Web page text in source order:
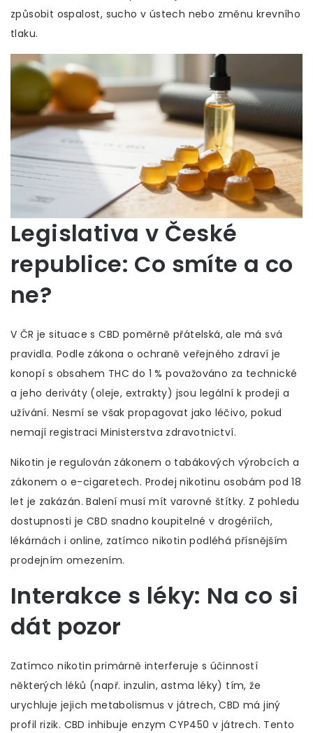
způsobit ospalost, sucho v ústech nebo změnu krevního
tlaku.
Legislativa v České
republice: Co smíte a co
ne?
V ČR je situace s CBD poměrně přátelská, ale má svá
pravidla. Podle zákona o ochraně veřejného zdraví je
konopí s obsahem THC do 1 % považováno za technické
a jeho deriváty (oleje, extrakty) jsou legální k prodeji a
užívání. Nesmí se však propagovat jako léčivo, pokud
nemají registraci Ministerstva zdravotnictví.
Nikotin je regulován zákonem o tabákových výrobcích a
zákonem o e-cigaretech. Prodej nikotinu osobám pod 18
let je zakázán. Balení musí mít varovné štítky. Z pohledu
dostupnosti je CBD snadno koupitelné v drogériích,
lékárnách i online, zatímco nikotin podléhá přísnějším
prodejním omezením.
Interakce s léky: Na co si
dát pozor
Zatímco nikotin primárně interferuje s účinností
některých léků (např. inzulin, astma léky) tím, že
urychluje jejich metabolismus v játrech, CBD má jiný
profil rizik. CBD inhibuje enzym CYP450 v játrech. Tento